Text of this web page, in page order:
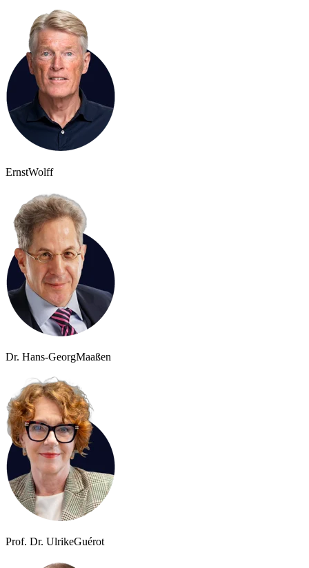
ErnstWolff
Dr. Hans-GeorgMaaßen
Prof. Dr. UlrikeGuérot